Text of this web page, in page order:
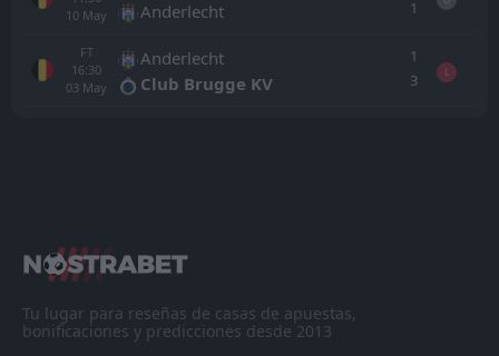
10 May
Anderlecht
1
FT
16:30
03 May
Anderlecht
Club Brugge KV
1
3
L
16Aug
Hammarby FF
Tu lugar para reseñas de casas de apuestas,
bonificaciones y predicciones desde 2013